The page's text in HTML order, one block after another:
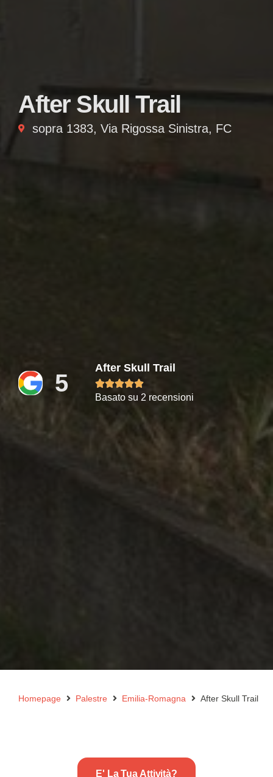
After Skull Trail
sopra 1383, Via Rigossa Sinistra, FC
5
After Skull Trail

Basato su 2 recensioni
Homepage Palestre Emilia-Romagna After Skull Trail
E' La Tua Attività?